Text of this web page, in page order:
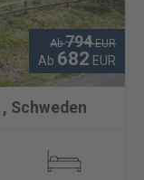
Ab794 EUR
Ab 682 EUR
, Schweden